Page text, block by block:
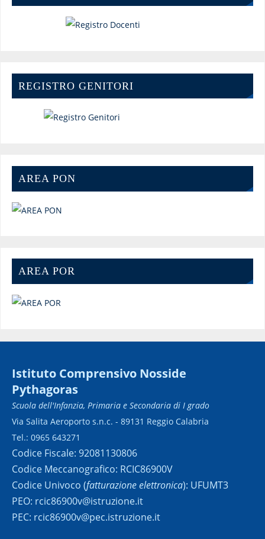
REGISTRO GENITORI
AREA PON
AREA POR
Istituto Comprensivo Nosside
Pythagoras
Scuola dell'Infanzia, Primaria e Secondaria di I grado
Via Salita Aeroporto s.n.c. - 89131 Reggio Calabria
Tel.: 0965 643271
Codice Fiscale: 92081130806
Codice Meccanografico: RCIC86900V
Codice Univoco (fatturazione elettronica): UFUMT3
PEO: rcic86900v@istruzione.it
PEC: rcic86900v@pec.istruzione.it